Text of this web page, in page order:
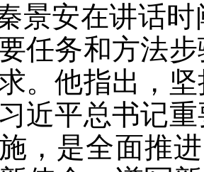
景安在讲话
任务和方法
。他指出，
近平总书记
，是全面推